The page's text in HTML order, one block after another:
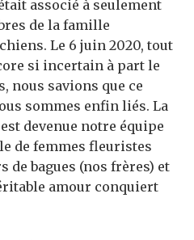
associé à seulement
de la famille
Le 6 juin 2020, tout
si incertain à part le
nous savions que ce
sommes enfin liés. La
devenue notre équipe
de femmes fleuristes
de bagues (nos frères) et
amour conquiert